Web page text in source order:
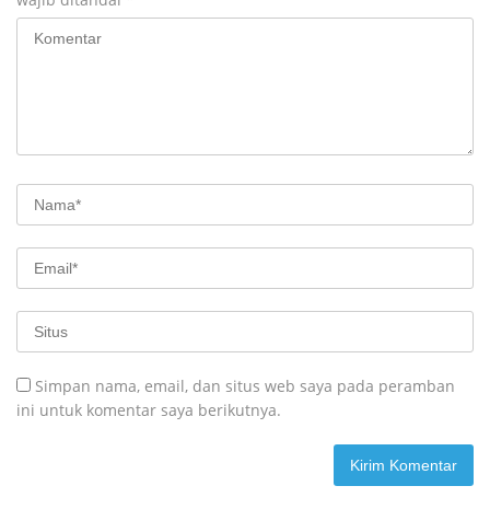
Simpan nama, email, dan situs web saya pada peramban
ini untuk komentar saya berikutnya.